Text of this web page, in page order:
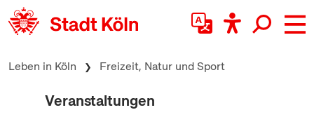
zum Inhalt springen
Leben in Köln Freizeit, Natur und Sport
Veranstaltungen